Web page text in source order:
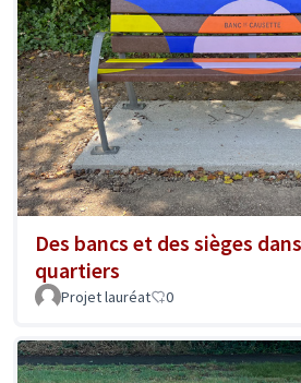
Des bancs et des sièges
quartiers
Projet lauréat 0